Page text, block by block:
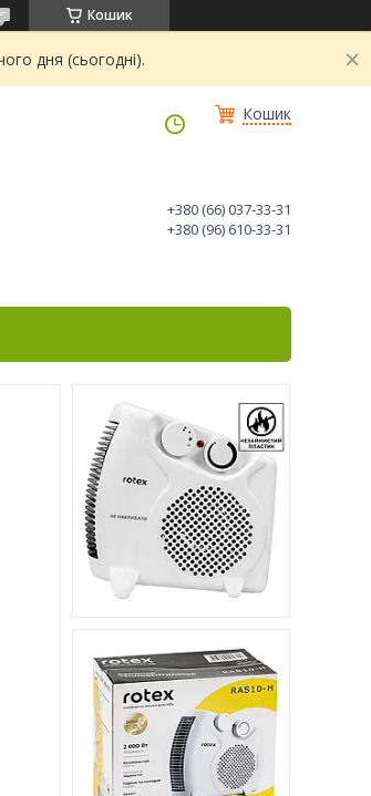
Кошик
дня (сьогодні).
Кошик
+380 (66) 037-33-31
+380 (96) 610-33-31